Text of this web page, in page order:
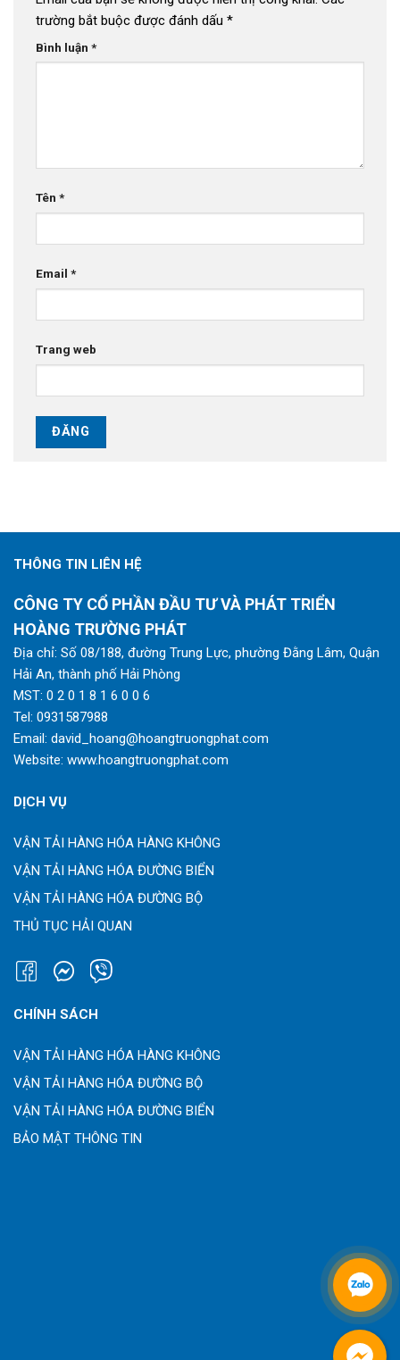
trường bắt buộc được đánh dấu *
Bình luận *
Tên *
Email *
Trang web
THÔNG TIN LIÊN HỆ
CÔNG TY CỔ PHẦN ĐẦU TƯ VÀ PHÁT TRIỂN
HOÀNG TRƯỜNG PHÁT
Địa chỉ: Số 08/188, đường Trung Lực, phường Đằng Lâm, Quận
Hải An, thành phố Hải Phòng
MST: 0 2 0 1 8 1 6 0 0 6
Tel: 0931587988
Email: david_hoang@hoangtruongphat.com
Website: www.hoangtruongphat.com
DỊCH VỤ
VẬN TẢI HÀNG HÓA HÀNG KHÔNG
VẬN TẢI HÀNG HÓA ĐƯỜNG BIỂN
VẬN TẢI HÀNG HÓA ĐƯỜNG BỘ
THỦ TỤC HẢI QUAN
CHÍNH SÁCH
VẬN TẢI HÀNG HÓA HÀNG KHÔNG
VẬN TẢI HÀNG HÓA ĐƯỜNG BỘ
VẬN TẢI HÀNG HÓA ĐƯỜNG BIỂN
BẢO MẬT THÔNG TIN